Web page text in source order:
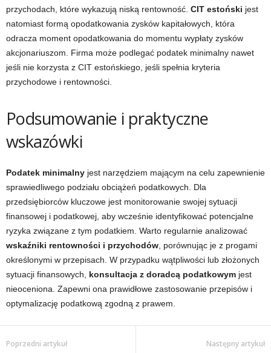
przychodach, które wykazują niską rentowność. CIT estoński jest
natomiast formą opodatkowania zysków kapitałowych, która
odracza moment opodatkowania do momentu wypłaty zysków
akcjonariuszom. Firma może podlegać podatek minimalny nawet
jeśli nie korzysta z CIT estońskiego, jeśli spełnia kryteria
przychodowe i rentowności.
Podsumowanie i praktyczne
wskazówki
Podatek minimalny jest narzędziem mającym na celu zapewnienie
sprawiedliwego podziału obciążeń podatkowych. Dla
przedsiębiorców kluczowe jest monitorowanie swojej sytuacji
finansowej i podatkowej, aby wcześnie identyfikować potencjalne
ryzyka związane z tym podatkiem. Warto regularnie analizować
wskaźniki rentowności i przychodów , porównując je z progami
określonymi w przepisach. W przypadku wątpliwości lub złożonych
sytuacji finansowych, konsultacja z doradcą podatkowym jest
nieoceniona. Zapewni ona prawidłowe zastosowanie przepisów i
optymalizację podatkową zgodną z prawem.
Poprzedni artykuł Następny artykuł